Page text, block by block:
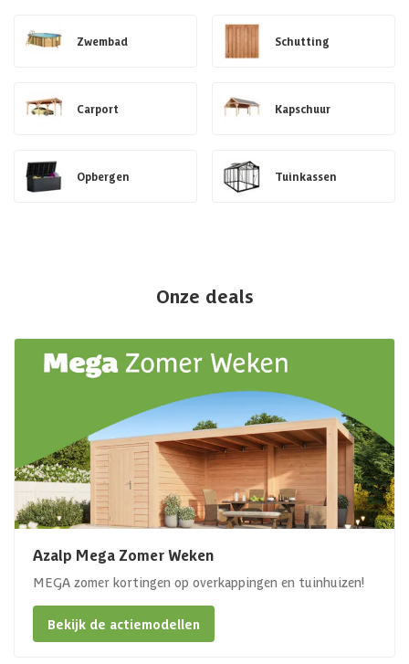
Zwembad Schutting
Carport Kapschuur
Opbergen Tuinkassen
Onze deals
Azalp Mega Zomer Weken
MEGA zomer kortingen op overkappingen en tuinhuizen!
Bekijk de actiemodellen